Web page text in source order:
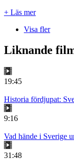
+ Läs mer
Visa fler
Liknande
19:45
Historia fördjupat:
9:16
Vad hände i Sverige
31:48